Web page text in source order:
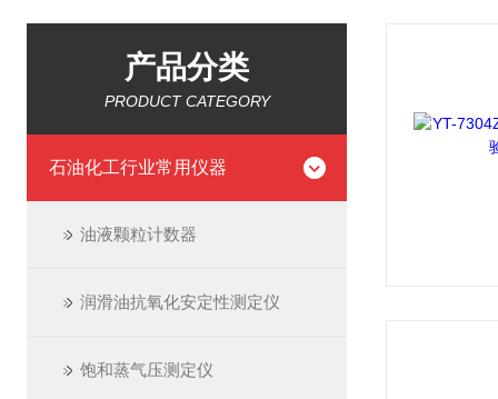
产品分类
PRODUCT CATEGORY
石油化工行业常用仪器
油液颗粒计数器
润滑油抗氧化安定性测定仪
饱和蒸气压测定仪